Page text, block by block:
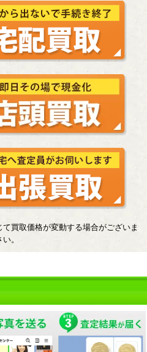
買取価格が変動する場合がございま
。